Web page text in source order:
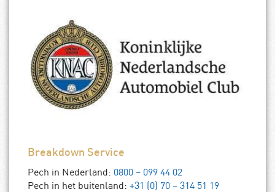
Breakdown Service
Pech in Nederland: 0800 – 099 44 02
Pech in het buitenland: +31 (0) 70 – 314 51 19